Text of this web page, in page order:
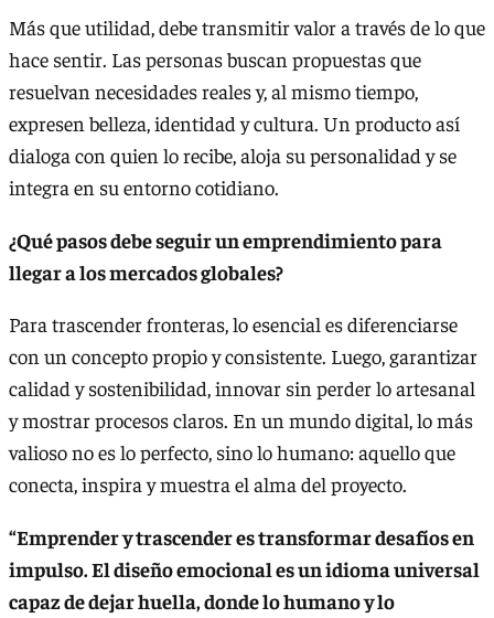
Más que utilidad, debe transmitir valor a través de lo que
hace sentir. Las personas buscan propuestas que
resuelvan necesidades reales y, al mismo tiempo,
expresen belleza, identidad y cultura. Un producto así
dialoga con quien lo recibe, aloja su personalidad y se
integra en su entorno cotidiano.
¿Qué pasos debe seguir un emprendimiento para
llegar a los mercados globales?
Para trascender fronteras, lo esencial es diferenciarse
con un concepto propio y consistente. Luego, garantizar
calidad y sostenibilidad, innovar sin perder lo artesanal
y mostrar procesos claros. En un mundo digital, lo más
valioso no es lo perfecto, sino lo humano: aquello que
conecta, inspira y muestra el alma del proyecto.
“Emprender y trascender es transformar desafíos en
impulso. El diseño emocional es un idioma universal
capaz de dejar huella, donde lo humano y lo